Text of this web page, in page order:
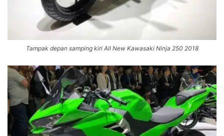
Tampak depan samping kiri All New Kawasaki Ninja 250 2018